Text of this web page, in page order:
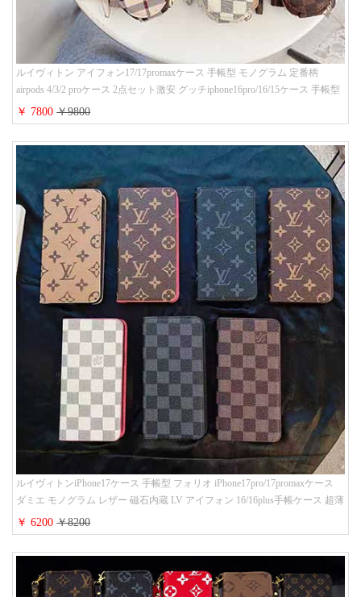
ルイヴィトン アイフォン17/17promaxケース 手帳型 モノグラム 定番柄
airpods 4/3/2 proケース 2点セット激安 グッチiphone16pro/16/15ケース 手帳型
財布カード入り 多機能 ハイ ブランド Galaxy S25/S24/S23手帳カバー おすす
め
￥ 7800￥9800
ルイヴィトンiPhone17ケース 手帳型 フォリオ iPhone17pro/17promaxケース
ダミエ モノグラム レザー 磁石内蔵 LV アイフォン 16/16plus手帳ケース 超薄
ビジネス風 メンズ レディース おしゃれ ブランドiphone15/14/13手帳型スマ
ホケース お 揃い
￥ 6200￥8200